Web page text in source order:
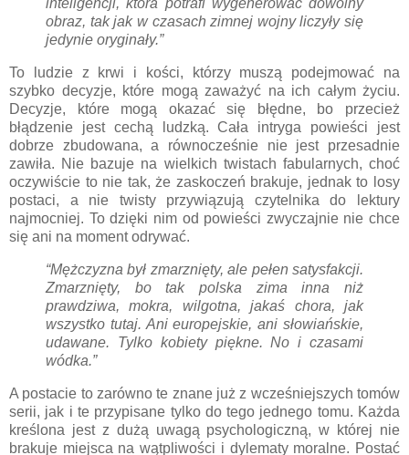
inteligencji, która potrafi wygenerować dowolny
obraz, tak jak w czasach zimnej wojny liczyły się
jedynie oryginały.”
To ludzie z krwi i kości, którzy muszą podejmować na
szybko decyzje, które mogą zaważyć na ich całym życiu.
Decyzje, które mogą okazać się błędne, bo przecież
błądzenie jest cechą ludzką. Cała intryga powieści jest
dobrze zbudowana, a równocześnie nie jest przesadnie
zawiła. Nie bazuje na wielkich twistach fabularnych, choć
oczywiście to nie tak, że zaskoczeń brakuje, jednak to losy
postaci, a nie twisty przywiązują czytelnika do lektury
najmocniej. To dzięki nim od powieści zwyczajnie nie chce
się ani na moment odrywać.
“Mężczyzna był zmarznięty, ale pełen satysfakcji.
Zmarznięty, bo tak polska zima inna niż
prawdziwa, mokra, wilgotna, jakaś chora, jak
wszystko tutaj. Ani europejskie, ani słowiańskie,
udawane. Tylko kobiety piękne. No i czasami
wódka.”
A postacie to zarówno te znane już z wcześniejszych tomów
serii, jak i te przypisane tylko do tego jednego tomu. Każda
kreślona jest z dużą uwagą psychologiczną, w której nie
brakuje miejsca na wątpliwości i dylematy moralne. Postać